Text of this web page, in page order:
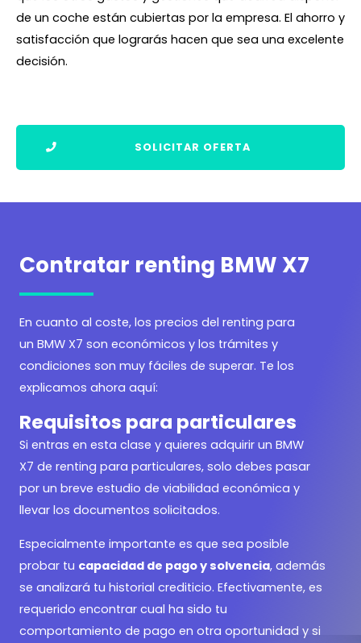
de un coche están cubiertas por la empresa. El ahorro y
satisfacción que lograrás hacen que sea una excelente
decisión.
SOLICITAR OFERTA
Contratar renting BMW X7
En cuanto al coste, los precios del renting para
un BMW X7 son económicos y los trámites y
condiciones son muy fáciles de superar. Te los
explicamos ahora aquí:
Requisitos para particulares
Si entras en esta clase y quieres adquirir un BMW
X7 de renting para particulares, solo debes pasar
por un breve estudio de viabilidad económica y
llevar los documentos solicitados.
Especialmente importante es que sea posible
probar tu capacidad de pago y solvencia, además
se analizará tu historial crediticio. Efectivamente, es
requerido encontrar cual ha sido tu
comportamiento de pago en otra oportunidad y si